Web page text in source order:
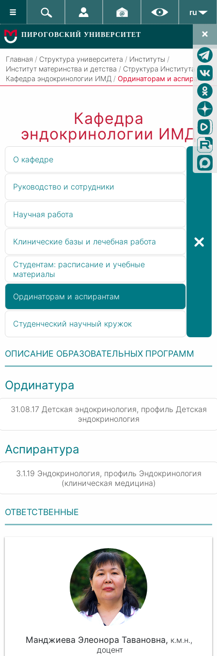
ru
ПИРОГОВСКИЙ УНИВЕРСИТЕТ
Главная / Структура университета / Институты /
Институт материнства и детства / Структура Института /
Кафедра эндокринологии ИМД / Ординаторам и аспирантам
Кафедра
эндокринологии ИМД
О кафедре
Руководство и сотрудники
Научная работа
Клинические базы и лечебная работа
Студентам: расписание и учебные
материалы
Ординаторам и аспирантам
Студенческий научный кружок
ОПИСАНИЕ ОБРАЗОВАТЕЛЬНЫХ ПРОГРАММ
Ординатура
31.08.17 Детская эндокринология, профиль Детская
эндокринология
Аспирантура
3.1.19 Эндокринология, профиль Эндокринология
(клиническая медицина)
ОТВЕТСТВЕННЫЕ
Манджиева Элеонора Тавановна, к.м.н.,
доцент